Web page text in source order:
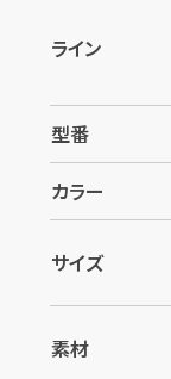
ライン
型番
カラー
サイズ
素材